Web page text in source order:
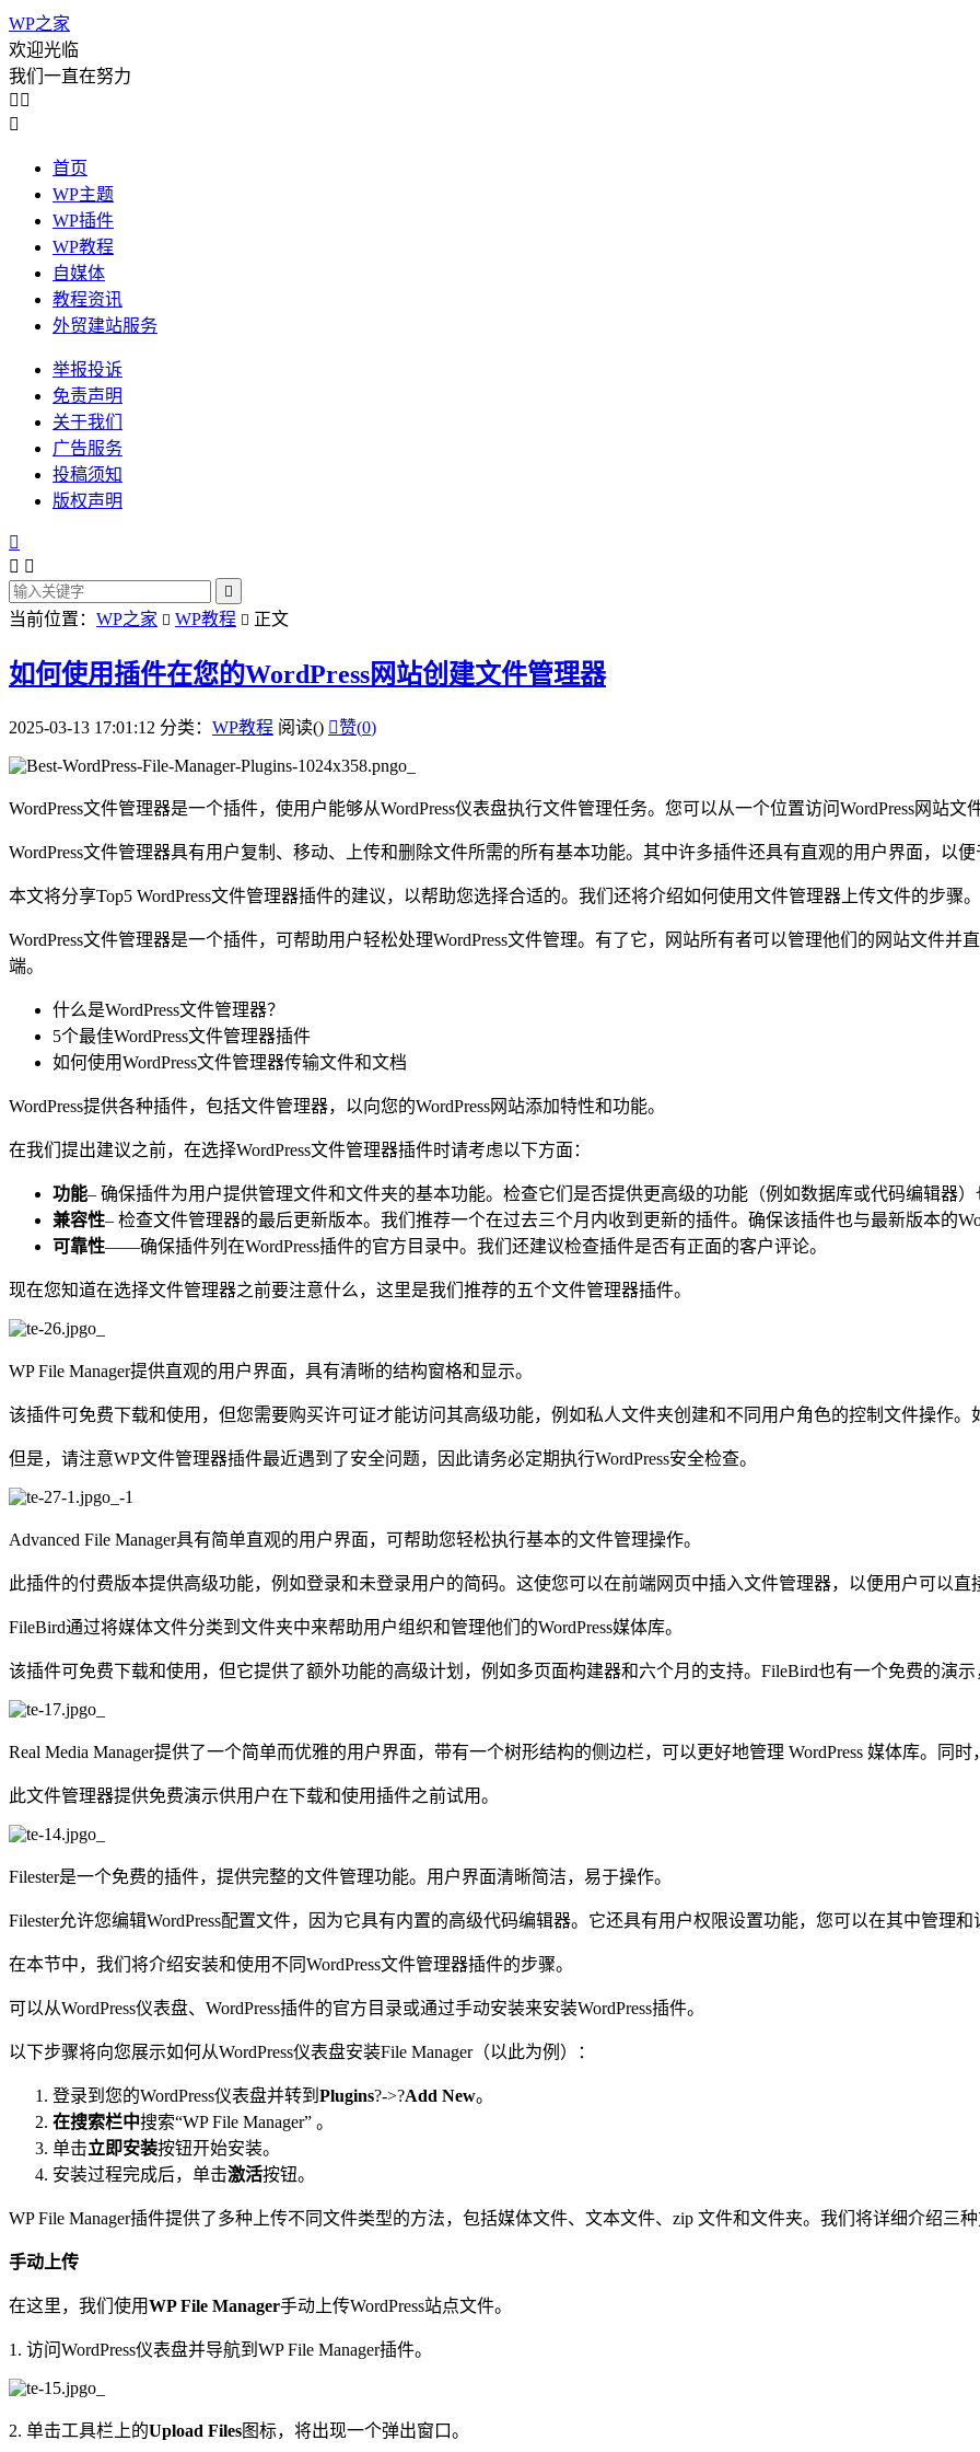
WP之家
欢迎光临
我们一直在努力
 

首页
WP主题
WP插件
WP教程
自媒体
教程资讯
外贸建站服务
举报投诉
免责声明
关于我们
广告服务
投稿须知
版权声明

 

当前位置： WP之家  WP教程  正文
如何使用插件在您的WordPress网站创建文件管理器
2025-03-13 17:01:12 分类： WP教程 阅读() 赞(0)
WordPress文件管理器是一个插件，使用户能够从WordPress仪表盘执行文件管理任务。您可以从一个位置访问WordPress网站
WordPress文件管理器具有用户复制、移动、上传和删除文件所需的所有基本功能。其中许多插件还具有直观的用户界面，以
本文将分享Top5 WordPress文件管理器插件的建议，以帮助您选择合适的。我们还将介绍如何使用文件管理器上传文件的步骤。
WordPress文件管理器是一个插件，可帮助用户轻松处理WordPress文件管理。有了它，网站所有者可以管理他们的网站文件
端。
什么是WordPress文件管理器？
5个最佳WordPress文件管理器插件
如何使用WordPress文件管理器传输文件和文档
WordPress提供各种插件，包括文件管理器，以向您的WordPress网站添加特性和功能。
在我们提出建议之前，在选择WordPress文件管理器插件时请考虑以下方面：
功能– 确保插件为用户提供管理文件和文件夹的基本功能。检查它们是否提供更高级的功能（例如数据库或代码编辑器
兼容性– 检查文件管理器的最后更新版本。我们推荐一个在过去三个月内收到更新的插件。确保该插件也与最新版本的
可靠性——确保插件列在WordPress插件的官方目录中。我们还建议检查插件是否有正面的客户评论。
现在您知道在选择文件管理器之前要注意什么，这里是我们推荐的五个文件管理器插件。
WP File Manager提供直观的用户界面，具有清晰的结构窗格和显示。
该插件可免费下载和使用，但您需要购买许可证才能访问其高级功能，例如私人文件夹创建和不同用户角色的控制文件操作
但是，请注意WP文件管理器插件最近遇到了安全问题，因此请务必定期执行WordPress安全检查。
Advanced File Manager具有简单直观的用户界面，可帮助您轻松执行基本的文件管理操作。
此插件的付费版本提供高级功能，例如登录和未登录用户的简码。这使您可以在前端网页中插入文件管理器，以便用户可以直
FileBird通过将媒体文件分类到文件夹中来帮助用户组织和管理他们的WordPress媒体库。
该插件可免费下载和使用，但它提供了额外功能的高级计划，例如多页面构建器和六个月的支持。FileBird也有一个免费的演
Real Media Manager提供了一个简单而优雅的用户界面，带有一个树形结构的侧边栏，可以更好地管理 WordPress 媒体库。同
此文件管理器提供免费演示供用户在下载和使用插件之前试用。
Filester是一个免费的插件，提供完整的文件管理功能。用户界面清晰简洁，易于操作。
Filester允许您编辑WordPress配置文件，因为它具有内置的高级代码编辑器。它还具有用户权限设置功能，您可以在其中管理
在本节中，我们将介绍安装和使用不同WordPress文件管理器插件的步骤。
可以从WordPress仪表盘、WordPress插件的官方目录或通过手动安装来安装WordPress插件。
以下步骤将向您展示如何从WordPress仪表盘安装File Manager（以此为例）：
登录到您的WordPress仪表盘并转到 Plugins?->?Add New。
在搜索栏中搜索“WP File Manager” 。
单击立即安装按钮开始安装。
安装过程完成后，单击激活按钮。
WP File Manager插件提供了多种上传不同文件类型的方法，包括媒体文件、文本文件、zip 文件和文件夹。我们将详细介绍三
手动上传
在这里，我们使用WP File Manager手动上传WordPress站点文件。
1. 访问WordPress仪表盘并导航到WP File Manager插件。
2. 单击工具栏上的Upload Files图标，将出现一个弹出窗口。